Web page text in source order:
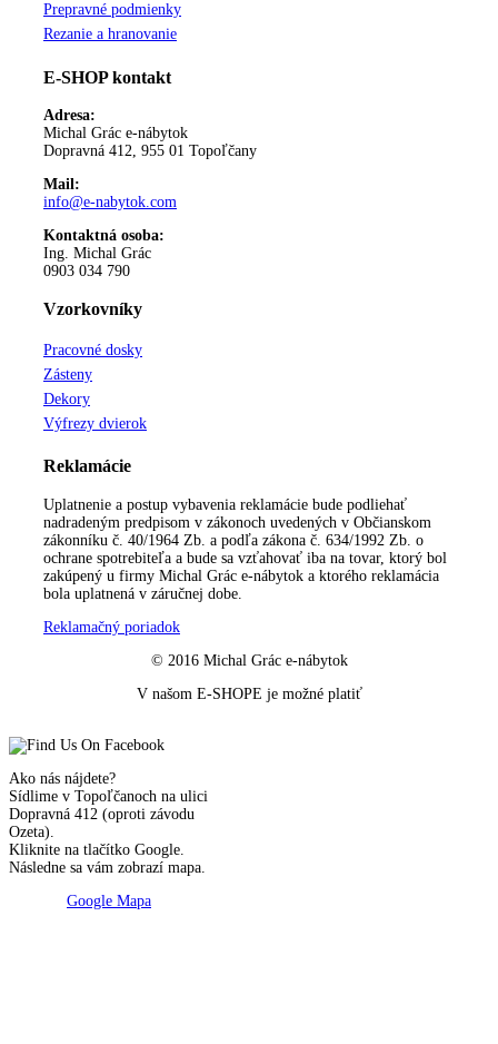
Prepravné podmienky
Rezanie a hranovanie
E-SHOP kontakt
Adresa:
Michal Grác e-nábytok
Dopravná 412, 955 01 Topoľčany
Mail:
info@e-nabytok.com
Kontaktná osoba:
Ing. Michal Grác
0903 034 790
Vzorkovníky
Pracovné dosky
Zásteny
Dekory
Výfrezy dvierok
Reklamácie
Uplatnenie a postup vybavenia reklamácie bude podliehať
nadradeným predpisom v zákonoch uvedených v Občianskom
zákonníku č. 40/1964 Zb. a podľa zákona č. 634/1992 Zb. o
ochrane spotrebiteľa a bude sa vzťahovať iba na tovar, ktorý bol
zakúpený u firmy Michal Grác e-nábytok a ktorého reklamácia
bola uplatnená v záručnej dobe.
Reklamačný poriadok
© 2016 Michal Grác e-nábytok
V našom E-SHOPE je možné platiť
Ako nás nájdete?
Sídlime v Topoľčanoch na ulici
Dopravná 412 (oproti závodu
Ozeta).
Kliknite na tlačítko Google.
Následne sa vám zobrazí mapa.
Google Mapa